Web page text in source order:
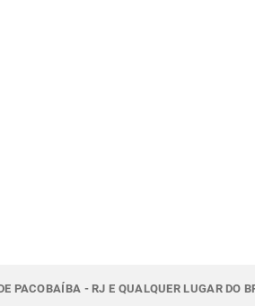
PACOBAÍBA - RJ E QUALQUER LUGAR DO